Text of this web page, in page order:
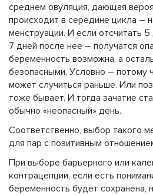
среднем овуляция, дающая
происходит в середине цикла –
менструации. И если отсчитать
7 дней после нее – получатся
беременность возможна, а
безопасными. Условно – потому
может случиться раньше. Или
тоже бывает. И тогда зачатие
обычно «неопасный» день.
Соответственно, выбор такого
для пар с позитивным
При выборе барьерного или
контрацепции, если есть
беременность будет сохранена,